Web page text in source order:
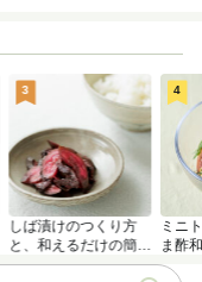
3
しば漬けのつくり方
と、和えるだけの簡単
アレンジレシピ
4
ミニ
ま酢